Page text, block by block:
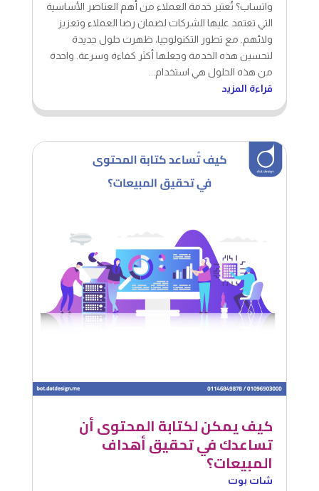
واتساب؟ تُعتبر خدمة العملاء من أهم العناصر الأساسية
التي تعتمد عليها الشركات لضمان رضا العملاء وتعزيز
ولائهم. مع تطور التكنولوجيا، ظهرت حلول جديدة
لتحسين هذه الخدمة وجعلها أكثر كفاءة وسرعة. واحدة
من هذه الحلول هي استخدام...
قراءة المزيد
كيف يمكن لكتابة المحتوى أن
تساعدك في تحقيق أهداف
المبيعات؟
شات بوت